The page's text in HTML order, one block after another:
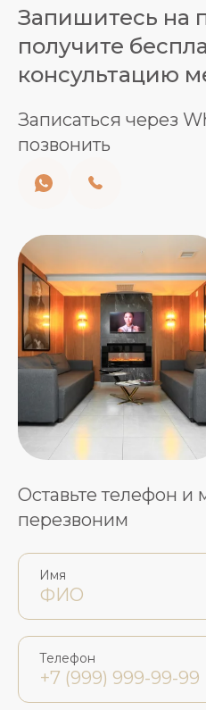
Запишитесь на
получите
консультацию
Записаться через
позвонить
Оставьте телефон и
перезвоним
Имя
Телефон